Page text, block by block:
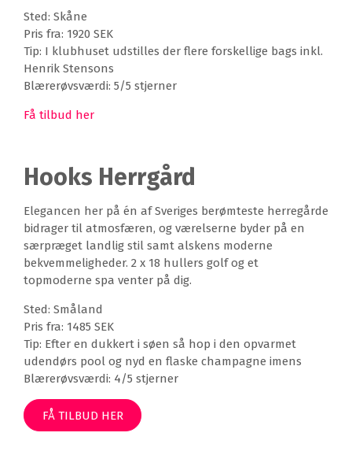
Sted: Skåne
Pris fra: 1920 SEK
Tip: I klubhuset udstilles der flere forskellige bags inkl.
Henrik Stensons
Blærerøvsværdi: 5/5 stjerner
Få tilbud her
Hooks Herrgård
Elegancen her på én af Sveriges berømteste herregårde
bidrager til atmosfæren, og værelserne byder på en
særpræget landlig stil samt alskens moderne
bekvemmeligheder. 2 x 18 hullers golf og et
topmoderne spa venter på dig.
Sted: Småland
Pris fra: 1485 SEK
Tip: Efter en dukkert i søen så hop i den opvarmet
udendørs pool og nyd en flaske champagne imens
Blærerøvsværdi: 4/5 stjerner
FÅ TILBUD HER